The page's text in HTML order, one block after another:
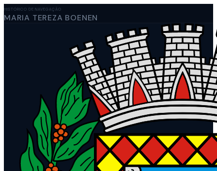
HISTÓRICO DE NAVEGAÇÃO
MARIA TEREZA BOENEN